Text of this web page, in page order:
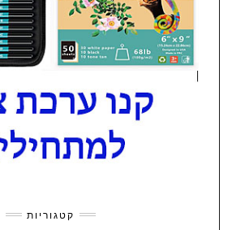
קטגוריות